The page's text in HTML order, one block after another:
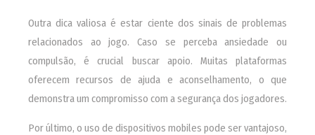
Outra dica valiosa é estar ciente dos sinais de problemas
relacionados ao jogo. Caso se perceba ansiedade ou
compulsão, é crucial buscar apoio. Muitas plataformas
oferecem recursos de ajuda e aconselhamento, o que
demonstra um compromisso com a segurança dos jogadores.
Por último, o uso de dispositivos mobiles pode ser vantajoso,